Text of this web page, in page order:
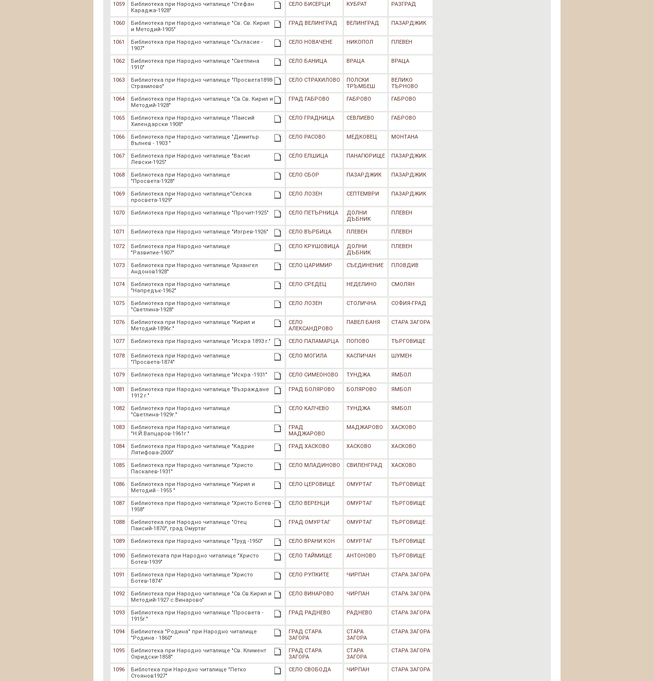
1059
Библиотека при Народно читалище "Стефан
Караджа-1928"
СЕЛО БИСЕРЦИ КУБРАТ РАЗГРАД
1060
Библиотека при Народно читалище "Св. Св. Кирил
и Методий-1905"
ГРАД ВЕЛИНГРАД ВЕЛИНГРАД ПАЗАРДЖИК
1061
Библиотека при Народно читалище "Съгласие -
1907"
СЕЛО НОВАЧЕНЕ НИКОПОЛ ПЛЕВЕН
1062
Библиотека при Народно читалище "Светлина
1910"
СЕЛО БАНИЦА ВРАЦА ВРАЦА
1063
Библиотека при Народно читалище "Просвета1898-
Страхилово"
СЕЛО СТРАХИЛОВО
ПОЛСКИ
ТРЪМБЕШ
ВЕЛИКО
ТЪРНОВО
1064
Библиотека при Народно читалище "Св.Св. Кирил и
Методий-1928"
ГРАД ГАБРОВО ГАБРОВО ГАБРОВО
1065
Библиотека при Народно читалище "Паисий
Хилендарски 1908"
СЕЛО ГРАДНИЦА СЕВЛИЕВО ГАБРОВО
1066
Библиотека при Народно читалище "Димитър
Вълнев - 1903 "
СЕЛО РАСОВО МЕДКОВЕЦ МОНТАНА
1067
Библиотека при Народно читалище "Васил
Левски-1925"
СЕЛО ЕЛШИЦА ПАНАГЮРИЩЕ ПАЗАРДЖИК
1068
Библиотека при Народно читалище
"Просвета-1928"
СЕЛО СБОР ПАЗАРДЖИК ПАЗАРДЖИК
1069
Библиотека при Народно читалище"Селска
просвета-1929"
СЕЛО ЛОЗЕН СЕПТЕМВРИ ПАЗАРДЖИК
1070 Библиотека при Народно читалище "Прочит-1925" СЕЛО ПЕТЪРНИЦА
ДОЛНИ
ДЪБНИК
ПЛЕВЕН
1071 Библиотека при Народно читалище "Изгрев-1926" СЕЛО ВЪРБИЦА ПЛЕВЕН ПЛЕВЕН
1072
Библиотека при Народно читалище
"Развитие-1907"
СЕЛО КРУШОВИЦА
ДОЛНИ
ДЪБНИК
ПЛЕВЕН
1073
Библиотека при Народно читалище "Архангел
Андонов1928"
СЕЛО ЦАРИМИР СЪЕДИНЕНИЕ ПЛОВДИВ
1074
Библиотека при Народно читалище
"Напредък-1962"
СЕЛО СРЕДЕЦ НЕДЕЛИНО СМОЛЯН
1075
Библиотека при Народно читалище
"Светлина-1928"
СЕЛО ЛОЗЕН СТОЛИЧНА СОФИЯ-ГРАД
1076
Библиотека при Народно читалище "Кирил и
Mетодий-1896г."
СЕЛО
АЛЕКСАНДРОВО
ПАВЕЛ БАНЯ СТАРА ЗАГОРА
1077 Библиотека при Народно читалище "Искра 1893 г." СЕЛО ПАЛАМАРЦА ПОПОВО ТЪРГОВИЩЕ
1078
Библиотека при Народно читалище
"Просвета-1874"
СЕЛО МОГИЛА КАСПИЧАН ШУМЕН
1079 Библиотека при Народно читалище "Искра -1931" СЕЛО СИМЕОНОВО ТУНДЖА ЯМБОЛ
1081
Библиотека при Народно читалище "Възраждане
1912 г."
ГРАД БОЛЯРОВО БОЛЯРОВО ЯМБОЛ
1082
Библиотека при Народно читалище
"Светлина-1929г."
СЕЛО КАЛЧЕВО ТУНДЖА ЯМБОЛ
1083
Библиотека при Народно читалище
"Н.Й.Вапцаров-1961г."
ГРАД
МАДЖАРОВО
МАДЖАРОВО ХАСКОВО
1084
Библиотека при Народно читалище "Кадрие
Лятифова-2000"
ГРАД ХАСКОВО ХАСКОВО ХАСКОВО
1085
Библиотека при Народно читалище "Христо
Паскалев-1931"
СЕЛО МЛАДИНОВО СВИЛЕНГРАД ХАСКОВО
1086
Библиотека при Народно читалище "Кирил и
Методий - 1955 "
СЕЛО ЦЕРОВИЩЕ ОМУРТАГ ТЪРГОВИЩЕ
1087
Библиотека при Народно читалище "Христо Ботев -
1958"
СЕЛО ВЕРЕНЦИ ОМУРТАГ ТЪРГОВИЩЕ
1088
Библиотека при Народно читалище "Отец
Паисий-1870", град Омуртаг
ГРАД ОМУРТАГ ОМУРТАГ ТЪРГОВИЩЕ
1089 Библиотека при Народно читалище "Труд -1950" СЕЛО ВРАНИ КОН ОМУРТАГ ТЪРГОВИЩЕ
1090
Библиотеката при Народно читалище "Христо
Ботев-1939"
СЕЛО ТАЙМИЩЕ АНТОНОВО ТЪРГОВИЩЕ
1091
Библиотека при Народно читалище "Христо
Ботев-1874"
СЕЛО РУПКИТЕ ЧИРПАН СТАРА ЗАГОРА
1092
Библиотека при Народно читалище "Св.Св.Кирил и
Методий-1927 с.Винарово"
СЕЛО ВИНАРОВО ЧИРПАН СТАРА ЗАГОРА
1093
Библиотека при Народно читалище "Просвета -
1915г."
ГРАД РАДНЕВО РАДНЕВО СТАРА ЗАГОРА
1094
Библиотека "Родина" при Народно читалище
"Родина - 1860"
ГРАД СТАРА
ЗАГОРА
СТАРА
ЗАГОРА
СТАРА ЗАГОРА
1095
Библиотека при Народно читалище "Св. Климент
Охридски-1858"
ГРАД СТАРА
ЗАГОРА
СТАРА
ЗАГОРА
СТАРА ЗАГОРА
1096
Библотека при Народно читалище "Петко
Стоянов1927"
СЕЛО СВОБОДА ЧИРПАН СТАРА ЗАГОРА